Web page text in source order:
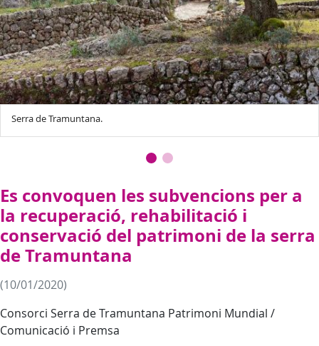
Serra de Tramuntana.
Es convoquen les subvencions per a
la recuperació, rehabilitació i
conservació del patrimoni de la serra
de Tramuntana
(10/01/2020)
Consorci Serra de Tramuntana Patrimoni Mundial /
Comunicació i Premsa